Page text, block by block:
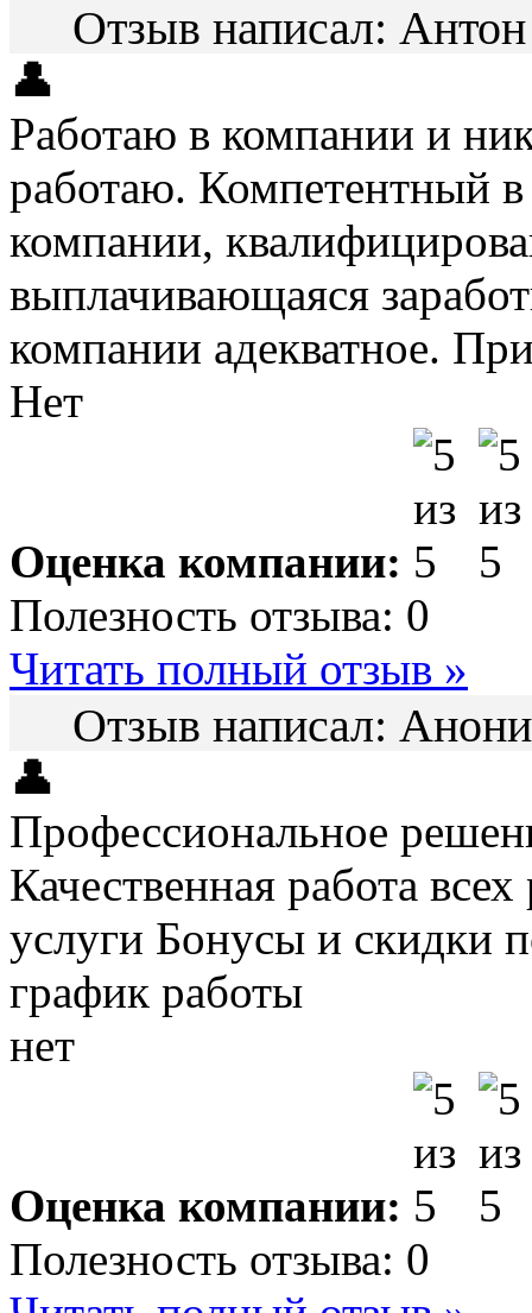
Отзыв написал:
👤
Работаю в компании и
работаю. Компетентный в
компании,
выплачивающаяся
компании адекватное.
Нет
Оценка компании:
Полезность отзыва: 0
Читать полный отзыв »
Отзыв написал:
👤
Профессиональное
Качественная работа
услуги Бонусы и скидки
график работы
нет
Оценка компании:
Полезность отзыва: 0